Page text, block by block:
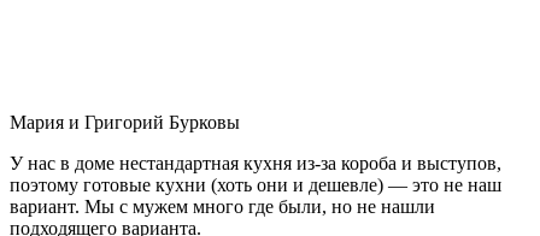
Мария и Григорий Бурковы
У нас в доме нестандартная кухня из-за короба и выступов,
поэтому готовые кухни (хоть они и дешевле) — это не наш
вариант. Мы с мужем много где были, но не нашли
подходящего варианта.